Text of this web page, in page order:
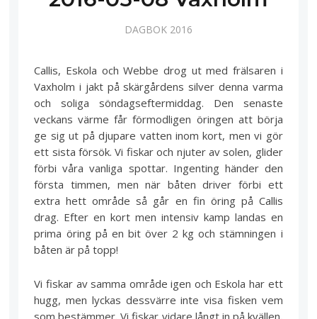
DAGBOK 2016
Callis, Eskola och Webbe drog ut med frälsaren i
Vaxholm i jakt på skärgårdens silver denna varma
och soliga söndagseftermiddag. Den senaste
veckans värme får förmodligen öringen att börja
ge sig ut på djupare vatten inom kort, men vi gör
ett sista försök. Vi fiskar och njuter av solen, glider
förbi våra vanliga spottar. Ingenting händer den
första timmen, men när båten driver förbi ett
extra hett område så går en fin öring på Callis
drag. Efter en kort men intensiv kamp landas en
prima öring på en bit över 2 kg och stämningen i
båten är på topp!
Vi fiskar av samma område igen och Eskola har ett
hugg, men lyckas dessvärre inte visa fisken vem